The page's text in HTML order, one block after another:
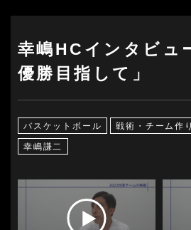
幸嶋HCインタビュ
優勝目指して」
バスケットボール 戦術・チーム作
幸嶋謙二